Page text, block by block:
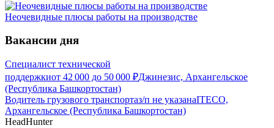
Неочевидные плюсы работы на производстве
Вакансии дня
Специалист технической
поддержкиот 42 000 до 50 000 ₽Джинезис, Архангельское
(Республика Башкортостан)
Водитель грузового транспортаз/п не указанаITECO,
Архангельское (Республика Башкортостан)
HeadHunter